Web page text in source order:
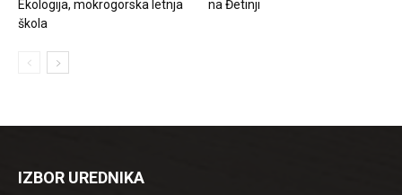
Ekologija, mokrogorska letnja
škola
na Đetinji
IZBOR UREDNIKA